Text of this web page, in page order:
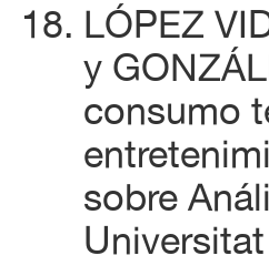
LÓPEZ
y
consumo
sobre